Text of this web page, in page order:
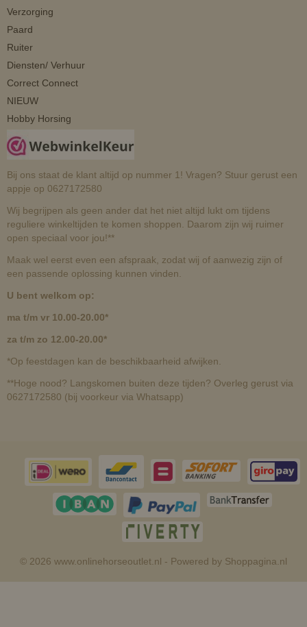
Verzorging
Paard
Ruiter
Diensten/ Verhuur
Correct Connect
NIEUW
Hobby Horsing
Bij ons staat de klant altijd op nummer 1! Vragen? Stuur gerust een
appje op 0627172580
Wij begrijpen als geen ander dat het niet altijd lukt om tijdens
reguliere winkeltijden te komen shoppen. Daarom zijn wij ruimer
open speciaal voor jou!**
Maak wel eerst even een afspraak, zodat wij of aanwezig zijn of
een passende oplossing kunnen vinden.
U bent welkom op:
ma t/m vr 10.00-20.00*
za t/m zo 12.00-20.00*
*Op feestdagen kan de beschikbaarheid afwijken.
**Hoge nood? Langskomen buiten deze tijden? Overleg gerust via
0627172580 (bij voorkeur via Whatsapp)
© 2026 www.onlinehorseoutlet.nl - Powered by Shoppagina.nl